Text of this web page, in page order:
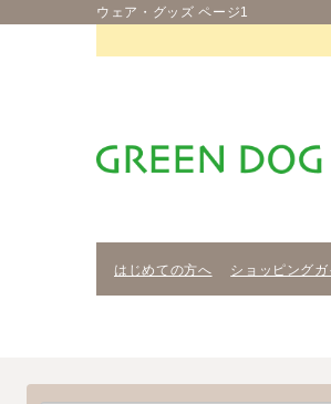
ウェア・グッズ ページ1
はじめての方へ ショッピングガ